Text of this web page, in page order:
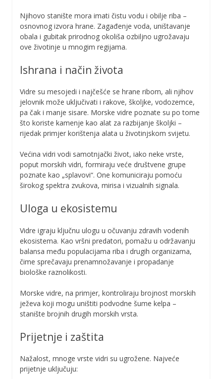
Njihovo stanište mora imati čistu vodu i obilje riba –
osnovnog izvora hrane. Zagađenje voda, uništavanje
obala i gubitak prirodnog okoliša ozbiljno ugrožavaju
ove životinje u mnogim regijama.
Ishrana i način života
Vidre su mesojedi i najčešće se hrane ribom, ali njihov
jelovnik može uključivati i rakove, školjke, vodozemce,
pa čak i manje sisare. Morske vidre poznate su po tome
što koriste kamenje kao alat za razbijanje školjki –
rijedak primjer korištenja alata u životinjskom svijetu.
Većina vidri vodi samotnjački život, iako neke vrste,
poput morskih vidri, formiraju veće društvene grupe
poznate kao „splavovi“. One komuniciraju pomoću
širokog spektra zvukova, mirisa i vizualnih signala.
Uloga u ekosistemu
Vidre igraju ključnu ulogu u očuvanju zdravih vodenih
ekosistema. Kao vršni predatori, pomažu u održavanju
balansa među populacijama riba i drugih organizama,
čime sprečavaju prenamnožavanje i propadanje
biološke raznolikosti.
Morske vidre, na primjer, kontroliraju brojnost morskih
ježeva koji mogu uništiti podvodne šume kelpa –
stanište brojnih drugih morskih vrsta.
Prijetnje i zaštita
Nažalost, mnoge vrste vidri su ugrožene. Najveće
prijetnje uključuju: